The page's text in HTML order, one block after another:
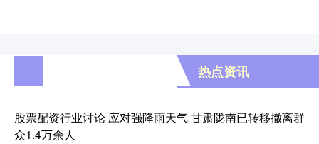
热点资讯
股票配资行业讨论 应对强降雨天气 甘肃陇南已转移撤离群
众1.4万余人